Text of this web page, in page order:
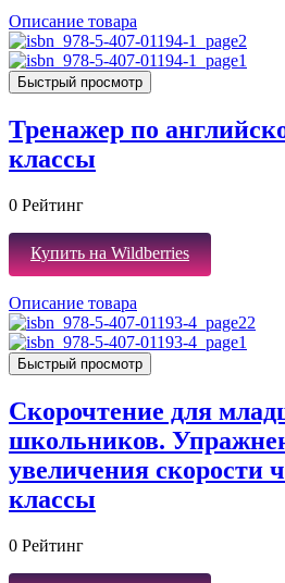
Описание товара
Быстрый просмотр
Тренажер по
классы
0 Рейтинг
Купить на Wildberries
Описание товара
Быстрый просмотр
Скорочтение для
школьников.
увеличения скорости
классы
0 Рейтинг